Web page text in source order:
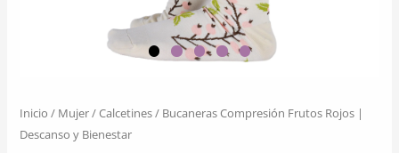
Inicio / Mujer/Calcetines/ Bucaneras Compresión Frutos Rojos |
Descanso y Bienestar